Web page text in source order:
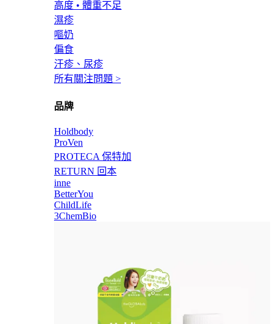
高度 • 體重不足
濕疹
嘔奶
偏食
汗疹、尿疹
所有關注問題 >
品牌
Holdbody
ProVen
PROTECA 保特加
RETURN 回本
inne
BetterYou
ChildLife
3ChemBio